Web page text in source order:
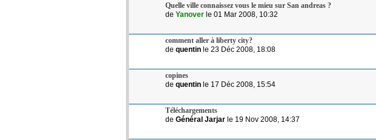
Quelle ville connaissez vous le mieu sur San andreas ?
de Yanover le 01 Mar 2008, 10:32
comment aller à liberty city?
de quentin le 23 Déc 2008, 18:08
copines
de quentin le 17 Déc 2008, 15:54
Téléchargements
de Général Jarjar le 19 Nov 2008, 14:37